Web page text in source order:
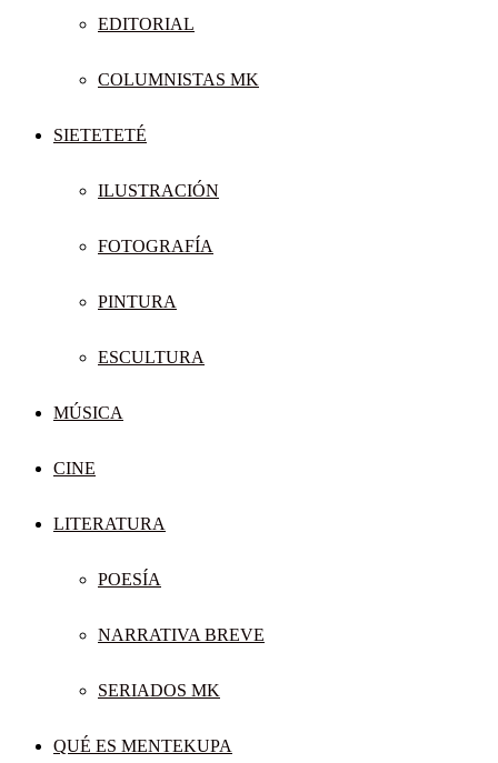
EDITORIAL
COLUMNISTAS MK
SIETETETÉ
ILUSTRACIÓN
FOTOGRAFÍA
PINTURA
ESCULTURA
MÚSICA
CINE
LITERATURA
POESÍA
NARRATIVA BREVE
SERIADOS MK
QUÉ ES MENTEKUPA